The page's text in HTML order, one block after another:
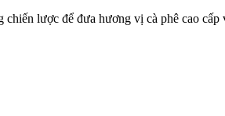
lược để đưa hương vị cà phê cao